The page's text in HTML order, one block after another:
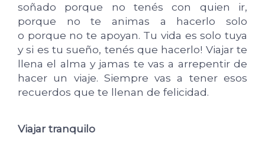
soñado porque no tenés con quien ir,
porque no te animas a hacerlo solo
o porque no te apoyan. Tu vida es solo tuya
y si es tu sueño, tenés que hacerlo! Viajar te
llena el alma y jamas te vas a arrepentir de
hacer un viaje. Siempre vas a tener esos
recuerdos que te llenan de felicidad.
Viajar tranquilo